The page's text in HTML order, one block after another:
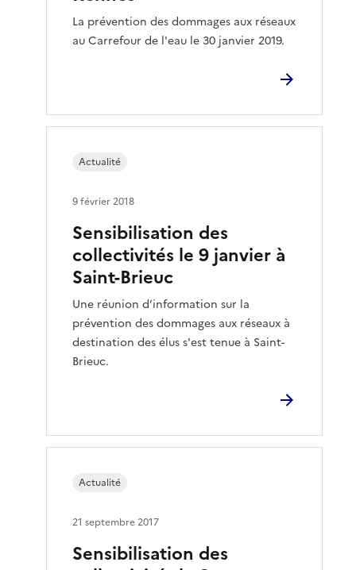
La prévention des dommages aux réseaux
au Carrefour de l'eau le 30 janvier 2019.
Sensibilisation des
collectivités le 9 janvier à
Saint-Brieuc
Une réunion d’information sur la
prévention des dommages aux réseaux à
destination des élus s'est tenue à Saint-
Brieuc.
Actualité
9 février 2018
Sensibilisation des
Actualité
21 septembre 2017